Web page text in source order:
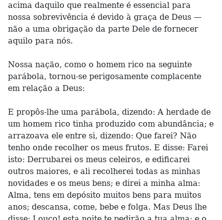
acima daquilo que realmente é essencial para
nossa sobrevivência é devido à graça de Deus —
não a uma obrigação da parte Dele de fornecer
aquilo para nós.
Nossa nação, como o homem rico na seguinte
parábola, tornou-se perigosamente complacente
em relação a Deus:
E propôs-lhe uma parábola, dizendo: A herdade de
um homem rico tinha produzido com abundância; e
arrazoava ele entre si, dizendo: Que farei? Não
tenho onde recolher os meus frutos. E disse: Farei
isto: Derrubarei os meus celeiros, e edificarei
outros maiores, e ali recolherei todas as minhas
novidades e os meus bens; e direi a minha alma:
Alma, tens em depósito muitos bens para muitos
anos; descansa, come, bebe e folga. Mas Deus lhe